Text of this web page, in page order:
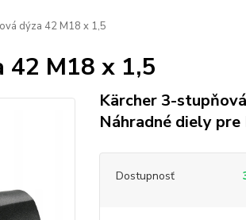
dýza 42 M18 x 1,5
42 M18 x 1,5
Kärcher 3-
Náhradné diely pre
Dostupnosť